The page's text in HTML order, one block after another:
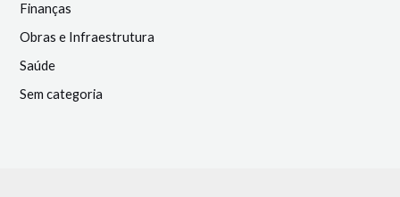
Finanças
Obras e Infraestrutura
Saúde
Sem categoria